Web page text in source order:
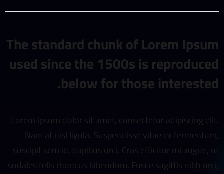
The standard chunk of Lorem Ipsum
used since the 1500s is reproduced
below for those interested.
Lorem ipsum dolor sit amet, consectetur adipiscing elit.
Nam at nisl ligula. Suspendisse vitae ex fermentum,
suscipit sem id, dapibus orci. Cras efficitur mi augue, ut
sodales felis rhoncus bibendum. Fusce sagittis nibh orci,